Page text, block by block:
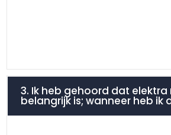
3. Ik heb gehoord dat
belangrijk is; wanneer heb ik